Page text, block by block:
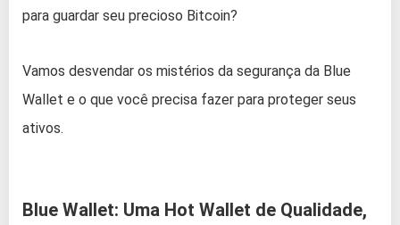
para guardar seu precioso Bitcoin?
Vamos desvendar os mistérios da segurança da Blue
Wallet e o que você precisa fazer para proteger seus
ativos.
Blue Wallet: Uma Hot Wallet de Qualidade,